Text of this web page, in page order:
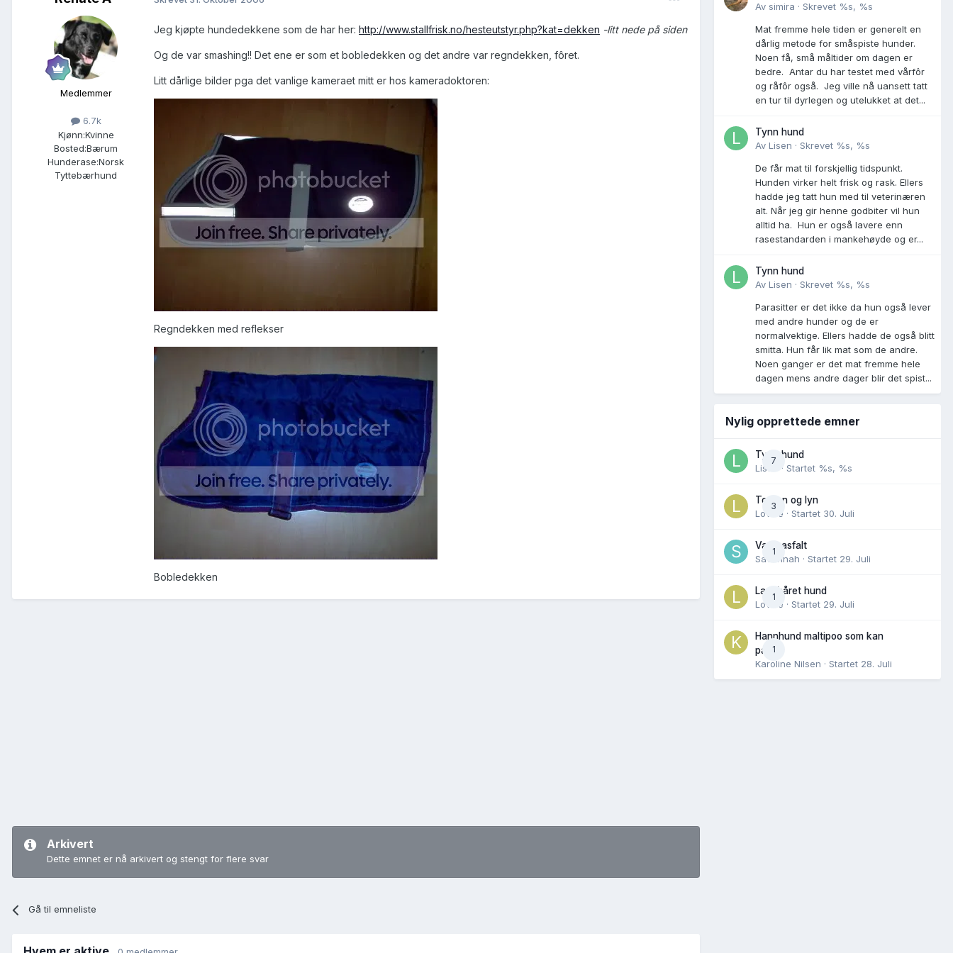
Medlemmer
6.7k
Kjønn:Kvinne
Bosted:Bærum
Hunderase:Norsk
Tyttebærhund
Jeg kjøpte hundedekkene som de har her: http://www.stallfrisk.no/hesteutstyr.php?kat=dekken -litt nede på siden
Og de var smashing!! Det ene er som et bobledekken og det andre var regndekken, fôret.
Litt dårlige bilder pga det vanlige kameraet mitt er hos kameradoktoren:
Regndekken med reflekser
Bobledekken
Arkivert
Dette emnet er nå arkivert og stengt for flere svar
Gå til emneliste
Av simira · Skrevet %s, %s
Mat fremme hele tiden er generelt en
dårlig metode for småspiste hunder.
Noen få, små måltider om dagen er
bedre. Antar du har testet med vårfôr
og råfôr også. Jeg ville nå uansett tatt
en tur til dyrlegen og utelukket at det...
Tynn hund
Av Lisen · Skrevet %s, %s
De får mat til forskjellig tidspunkt.
Hunden virker helt frisk og rask. Ellers
hadde jeg tatt hun med til veterinæren
alt. Når jeg gir henne godbiter vil hun
alltid ha. Hun er også lavere enn
rasestandarden i mankehøyde og er...
Tynn hund
Av Lisen · Skrevet %s, %s
Parasitter er det ikke da hun også lever
med andre hunder og de er
normalvektige. Ellers hadde de også blitt
smitta. Hun får lik mat som de andre.
Noen ganger er det mat fremme hele
dagen mens andre dager blir det spist...
Nylig opprettede emner
7
Tynn hund
Lisen
· Startet %s, %s
3
Torden og lyn
Lovise · Startet 30. Juli
1
Varm asfalt
Savannah · Startet 29. Juli
1
Langhåret hund
Lovise · Startet 29. Juli
1
Hannhund maltipoo som kan
parres
Karoline Nilsen · Startet 28. Juli